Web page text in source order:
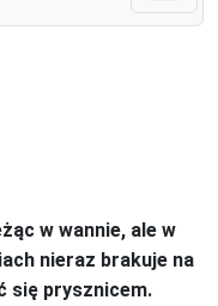
w wannie, ale w
nieraz brakuje na
się prysznicem.